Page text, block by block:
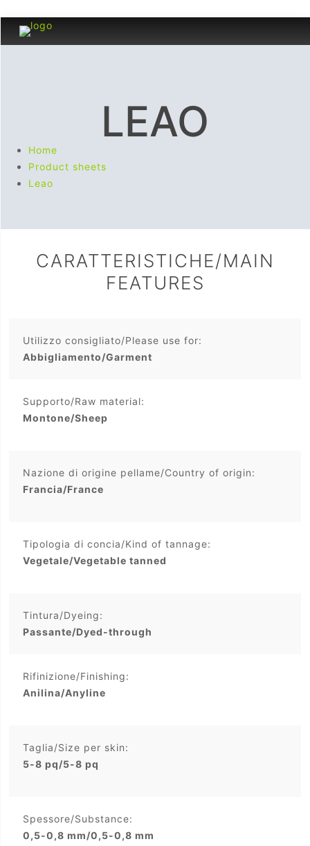
LEAO
Home
Product sheets
Leao
CARATTERISTICHE/MAIN
FEATURES
Utilizzo consigliato/Please use for:
Abbigliamento/Garment
Supporto/Raw material:
Montone/Sheep
Nazione di origine pellame/Country of origin:
Francia/France
Tipologia di concia/Kind of tannage:
Vegetale/Vegetable tanned
Tintura/Dyeing:
Passante/Dyed-through
Rifinizione/Finishing:
Anilina/Anyline
Taglia/Size per skin:
5-8 pq/5-8 pq
Spessore/Substance:
0,5-0,8 mm/0,5-0,8 mm